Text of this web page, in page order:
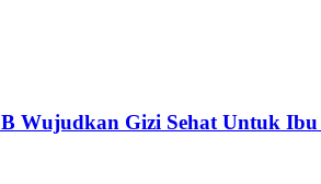
Wujudkan Gizi Sehat Untuk